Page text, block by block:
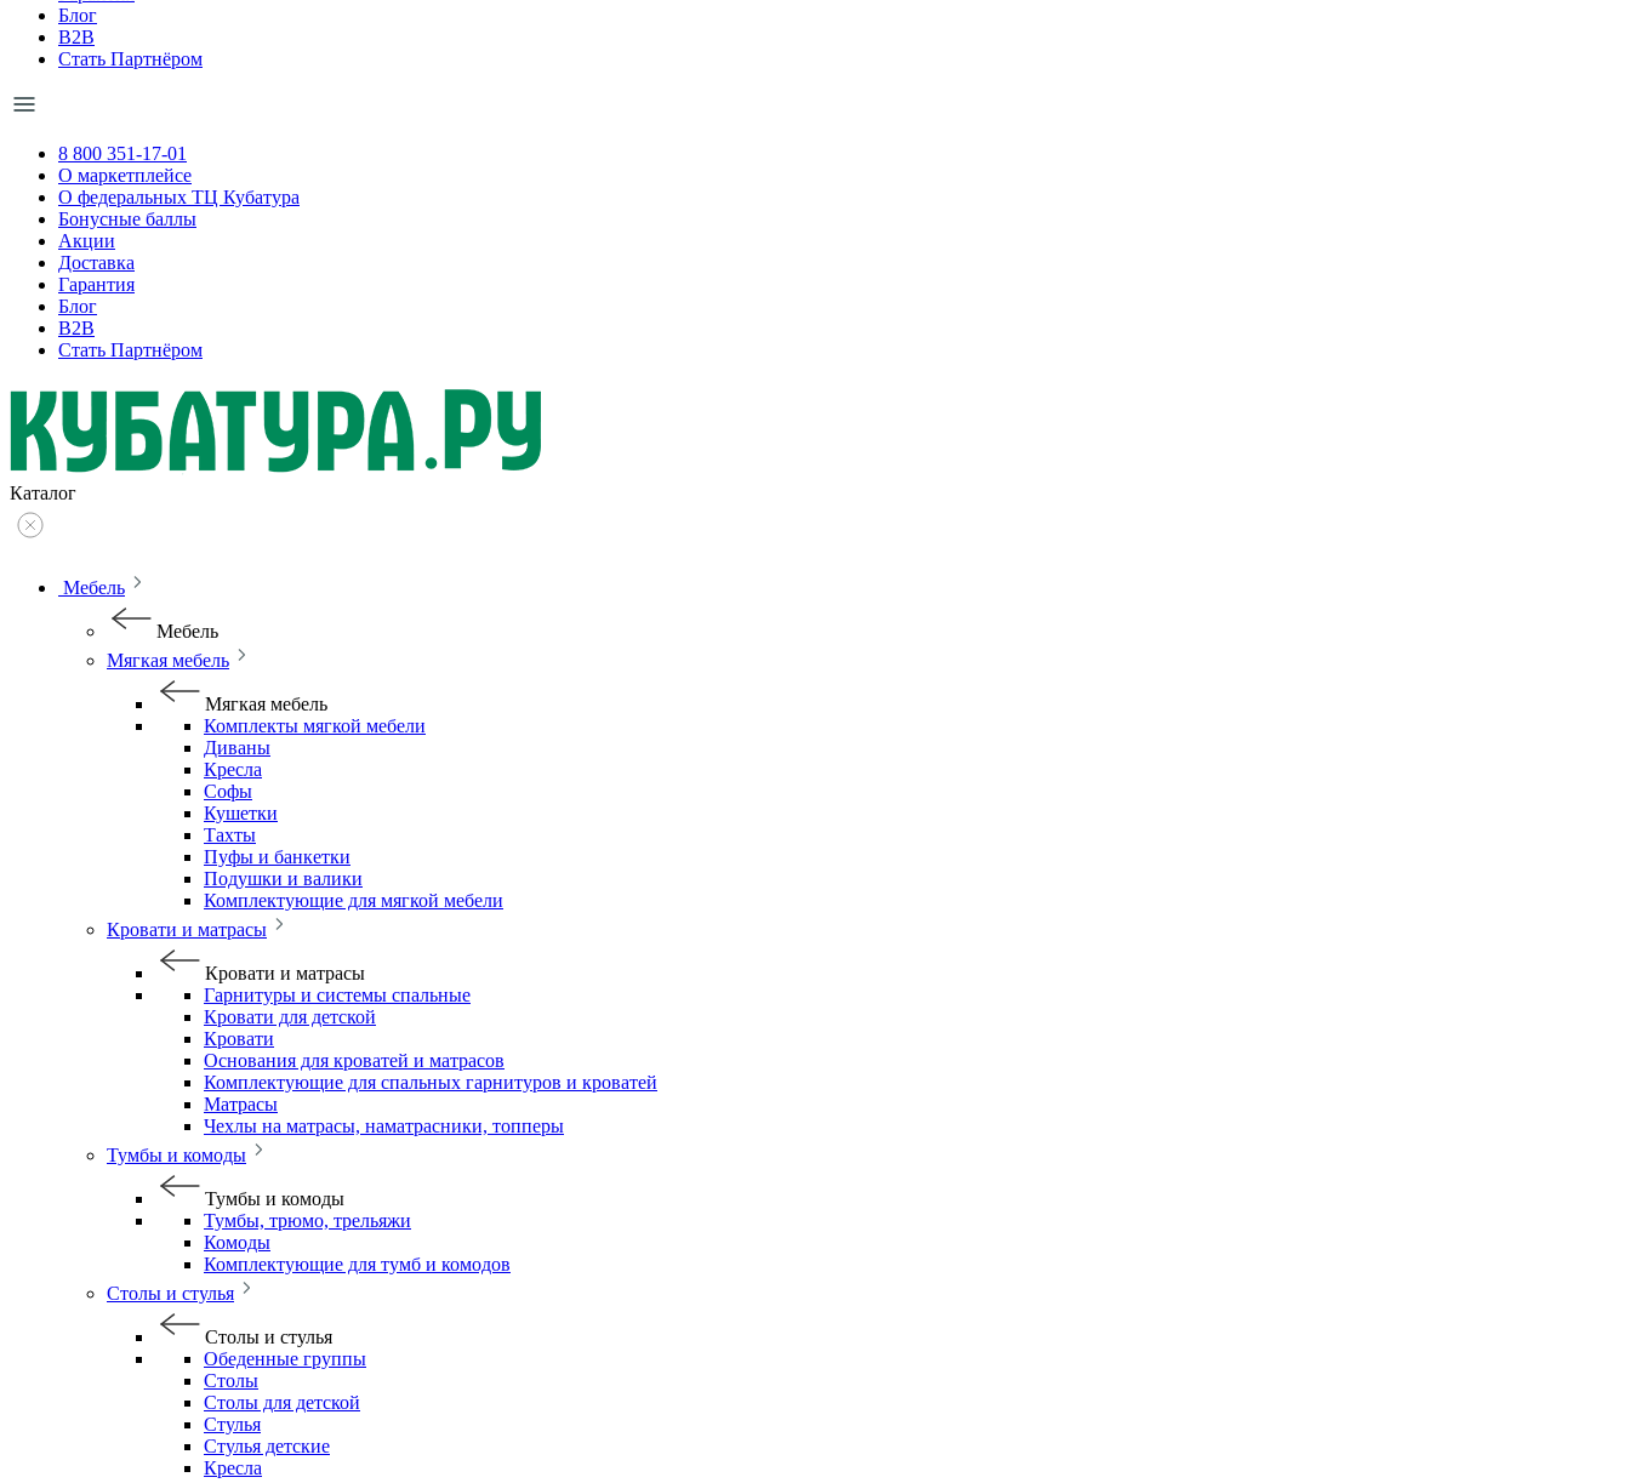
Блог
B2B
Стать Партнёром
8 800 351-17-01
О маркетплейсе
О федеральных ТЦ Кубатура
Бонусные баллы
Акции
Доставка
Гарантия
Блог
B2B
Стать Партнёром
Каталог
Мебель
Мебель
Мягкая мебель
Мягкая мебель
Комплекты мягкой мебели
Диваны
Кресла
Софы
Кушетки
Тахты
Пуфы и банкетки
Подушки и валики
Комплектующие для мягкой мебели
Кровати и матрасы
Кровати и матрасы
Гарнитуры и системы спальные
Кровати для детской
Кровати
Основания для кроватей и матрасов
Комплектующие для спальных гарнитуров и кроватей
Матрасы
Чехлы на матрасы, наматрасники, топперы
Тумбы и комоды
Тумбы и комоды
Тумбы, трюмо, трельяжи
Комоды
Комплектующие для тумб и комодов
Столы и стулья
Столы и стулья
Обеденные группы
Столы
Столы для детской
Стулья
Стулья детские
Кресла